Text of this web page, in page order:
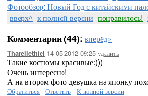
Фотообзор: Новый Год с китайскими
вверх^ к полной версии понравилось!
Комментарии (44): вперёд»
Tharellethiel 14-05-2012-09:25 удалить
Такие костюмы красивые:)))
Очень интересно!
А на втором фото девушка на японку
Обратиться - Ответить - К полной версии